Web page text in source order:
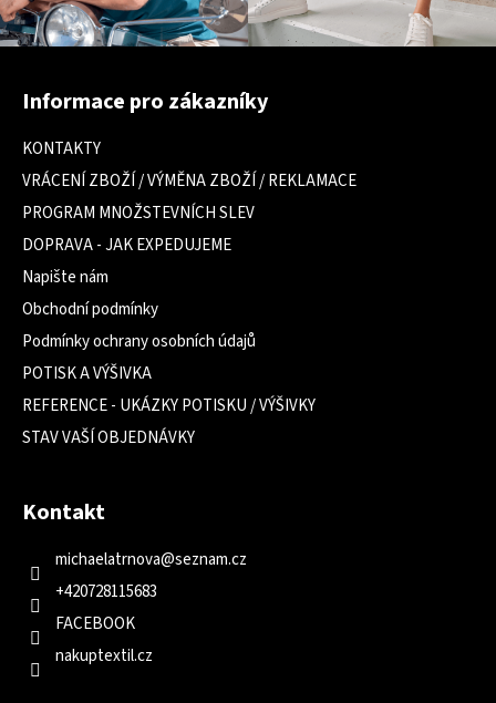
Z
Informace pro zákazníky
KONTAKTY
VRÁCENÍ ZBOŽÍ / VÝMĚNA ZBOŽÍ / REKLAMACE
PROGRAM MNOŽSTEVNÍCH SLEV
DOPRAVA - JAK EXPEDUJEME
Napište nám
Obchodní podmínky
Podmínky ochrany osobních údajů
POTISK A VÝŠIVKA
REFERENCE - UKÁZKY POTISKU / VÝŠIVKY
STAV VAŠÍ OBJEDNÁVKY
Kontakt
michaelatrnova@seznam.cz
+420728115683
FACEBOOK
nakuptextil.cz